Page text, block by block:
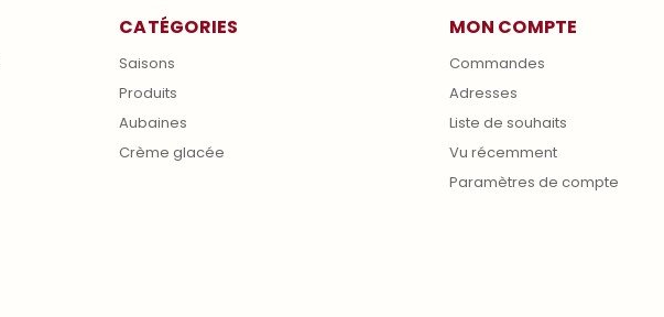
CATÉGORIES
Saisons
Produits
Aubaines
Crème glacée
MON COMPTE
Commandes
Adresses
Liste de souhaits
Vu récemment
Paramètres de compte